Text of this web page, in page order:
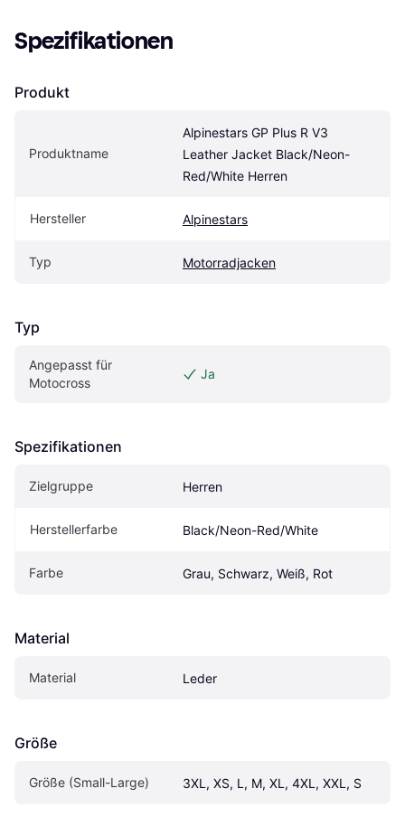
Spezifikationen
Produkt
Produktname
Alpinestars GP Plus R V3
Leather Jacket Black/Neon-
Red/White Herren
Hersteller Alpinestars
Typ Motorradjacken
Typ
Angepasst für
Motocross
Ja
Spezifikationen
Zielgruppe Herren
Herstellerfarbe Black/Neon-Red/White
Farbe Grau, Schwarz, Weiß, Rot
Material
Material Leder
Größe
Größe (Small-Large) 3XL, XS, L, M, XL, 4XL, XXL, S